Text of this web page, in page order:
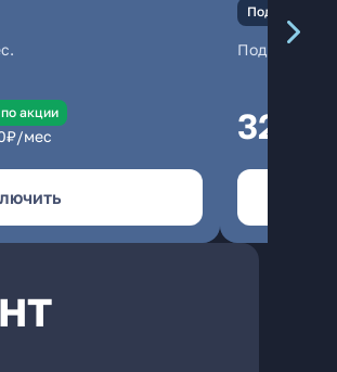
акции
₽/мес
Подключение
325